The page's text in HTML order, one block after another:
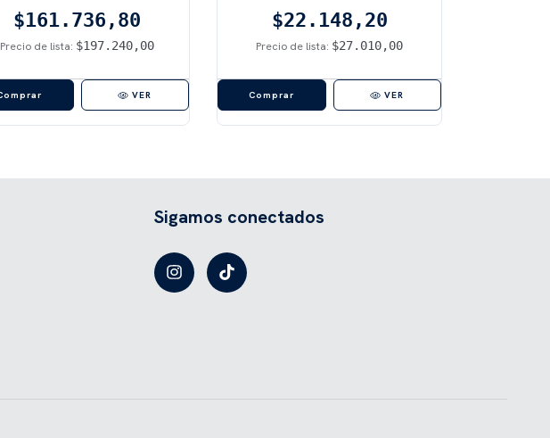
$161.736,80
Precio de lista: $197.240,00
VER
$22.148,20
Precio de lista: $27.010,00
VER
Sigamos conectados